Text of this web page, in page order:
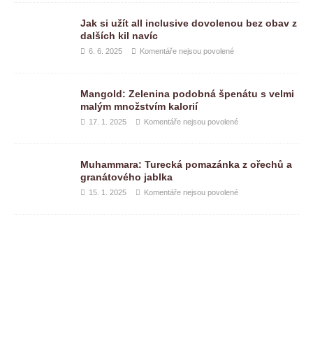
Jak si užít all inclusive dovolenou bez obav z
dalších kil navíc
6. 6. 2025 Komentáře nejsou povolené
Mangold: Zelenina podobná špenátu s velmi
malým množstvím kalorií
17. 1. 2025 Komentáře nejsou povolené
Muhammara: Turecká pomazánka z ořechů a
granátového jablka
15. 1. 2025 Komentáře nejsou povolené